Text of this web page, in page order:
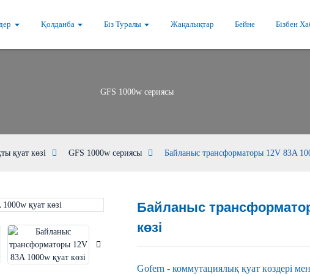
Қолданба Біз Туралы Жаңалықтар Бейне Бізбен
GFS 1000w сериясы
қуат көзі GFS 1000w сериясы Байланыс трансформаторы 12V 83A
Loading...
Loading...
Байланыс
көзі
Gofern - коммутациялық қуат көздері